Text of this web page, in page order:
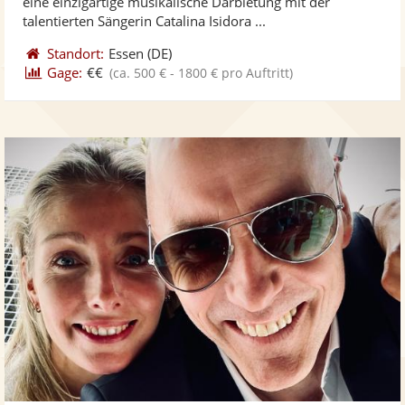
talentierten Sängerin Catalina Isidora ...
Standort: Essen (DE)
Gage: €€ (ca. 500 € - 1800 € pro Auftritt)